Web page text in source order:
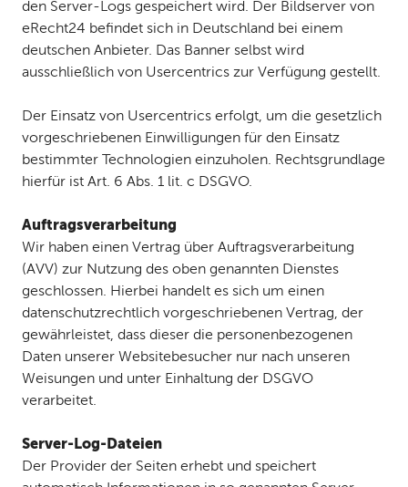
den Server-Logs gespeichert wird. Der Bildserver von
eRecht24 befindet sich in Deutschland bei einem
deutschen Anbieter. Das Banner selbst wird
ausschließlich von Usercentrics zur Verfügung gestellt.
Der Einsatz von Usercentrics erfolgt, um die gesetzlich
vorgeschriebenen Einwilligungen für den Einsatz
bestimmter Technologien einzuholen. Rechtsgrundlage
hierfür ist Art. 6 Abs. 1 lit. c DSGVO.
Auftragsverarbeitung
Wir haben einen Vertrag über Auftragsverarbeitung
(AVV) zur Nutzung des oben genannten Dienstes
geschlossen. Hierbei handelt es sich um einen
datenschutzrechtlich vorgeschriebenen Vertrag, der
gewährleistet, dass dieser die personenbezogenen
Daten unserer Websitebesucher nur nach unseren
Weisungen und unter Einhaltung der DSGVO
verarbeitet.
Server-Log-Dateien
Der Provider der Seiten erhebt und speichert